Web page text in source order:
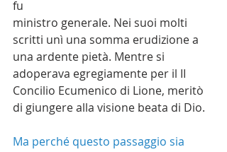
fu
ministro generale. Nei suoi molti
scritti unì una somma erudizione a
una ardente pietà. Mentre si
adoperava egregiamente per il II
Concilio Ecumenico di Lione, meritò
di giungere alla visione beata di Dio.
Ma perché questo passaggio sia